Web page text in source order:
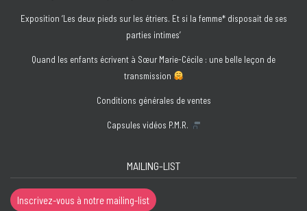
Exposition ‘Les deux pieds sur les étriers. Et si la femme* disposait de ses
parties intimes’
Quand les enfants écrivent à Sœur Marie-Cécile : une belle leçon de
transmission
Conditions générales de ventes
Capsules vidéos P.M.R.
MAILING-LIST
Inscrivez-vous à notre mailing-list